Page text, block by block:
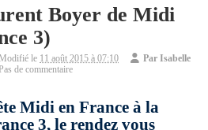
Boyer de Midi
3)
le 11 août 2015 à 07:10 ParIsabelle
de commentaire
Midi en France à la
3, le rendez vous